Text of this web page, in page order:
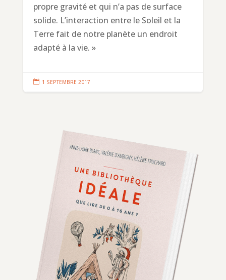
propre gravité et qui n’a pas de surface
solide. L’interaction entre le Soleil et la
Terre fait de notre planète un endroit
adapté à la vie. »
 1 SEPTEMBRE 2017